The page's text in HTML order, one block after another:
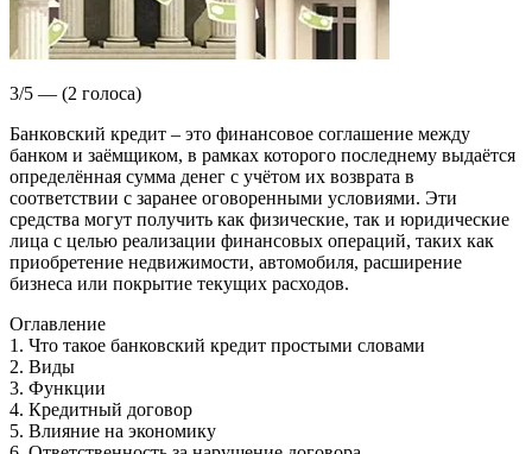
3/5 — (2 голоса)
Банковский кредит – это финансовое соглашение между
банком и заёмщиком, в рамках которого последнему выдаётся
определённая сумма денег с учётом их возврата в
соответствии с заранее оговоренными условиями. Эти
средства могут получить как физические, так и юридические
лица с целью реализации финансовых операций, таких как
приобретение недвижимости, автомобиля, расширение
бизнеса или покрытие текущих расходов.
Оглавление
1. Что такое банковский кредит простыми словами
2. Виды
3. Функции
4. Кредитный договор
5. Влияние на экономику